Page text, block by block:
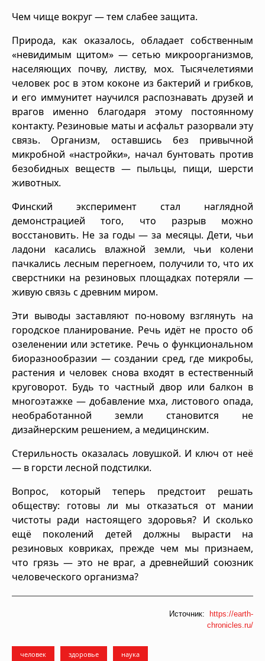
Чем чище вокруг — тем слабее защита.
Природа, как оказалось, обладает собственным
«невидимым щитом» — сетью микроорганизмов,
населяющих почву, листву, мох. Тысячелетиями
человек рос в этом коконе из бактерий и грибков,
и его иммунитет научился распознавать друзей и
врагов именно благодаря этому постоянному
контакту. Резиновые маты и асфальт разорвали эту
связь. Организм, оставшись без привычной
микробной «настройки», начал бунтовать против
безобидных веществ — пыльцы, пищи, шерсти
животных.
Финский эксперимент стал наглядной
демонстрацией того, что разрыв можно
восстановить. Не за годы — за месяцы. Дети, чьи
ладони касались влажной земли, чьи колени
пачкались лесным перегноем, получили то, что их
сверстники на резиновых площадках потеряли —
живую связь с древним миром.
Эти выводы заставляют по-новому взглянуть на
городское планирование. Речь идёт не просто об
озеленении или эстетике. Речь о функциональном
биоразнообразии — создании сред, где микробы,
растения и человек снова входят в естественный
круговорот. Будь то частный двор или балкон в
многоэтажке — добавление мха, листового опада,
необработанной земли становится не
дизайнерским решением, а медицинским.
Стерильность оказалась ловушкой. И ключ от неё
— в горсти лесной подстилки.
Вопрос, который теперь предстоит решать
обществу: готовы ли мы отказаться от мании
чистоты ради настоящего здоровья? И сколько
ещё поколений детей должны вырасти на
резиновых ковриках, прежде чем мы признаем,
что грязь — это не враг, а древнейший союзник
человеческого организма?
Источник: https://earth-
chronicles.ru/
человек здоровье наука